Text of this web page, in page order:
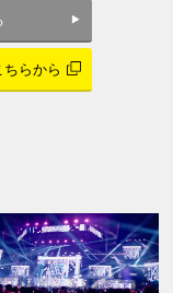
ちらから